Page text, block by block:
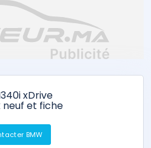
xDrive
neuf et fiche
BMW